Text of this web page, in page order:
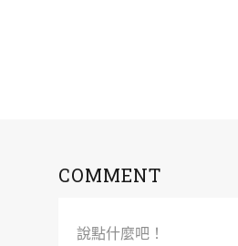
COMMENT
說點什麼吧！